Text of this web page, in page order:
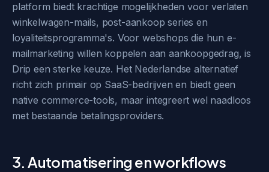
platform biedt krachtige mogelijkheden voor verlaten
winkelwagen-mails, post-aankoop series en
loyaliteitsprogramma's. Voor webshops die hun e-
mailmarketing willen koppelen aan aankoopgedrag, is
Drip een sterke keuze. Het Nederlandse alternatief
richt zich primair op SaaS-bedrijven en biedt geen
native commerce-tools, maar integreert wel naadloos
met bestaande betalingsproviders.
3. Automatisering en workflows